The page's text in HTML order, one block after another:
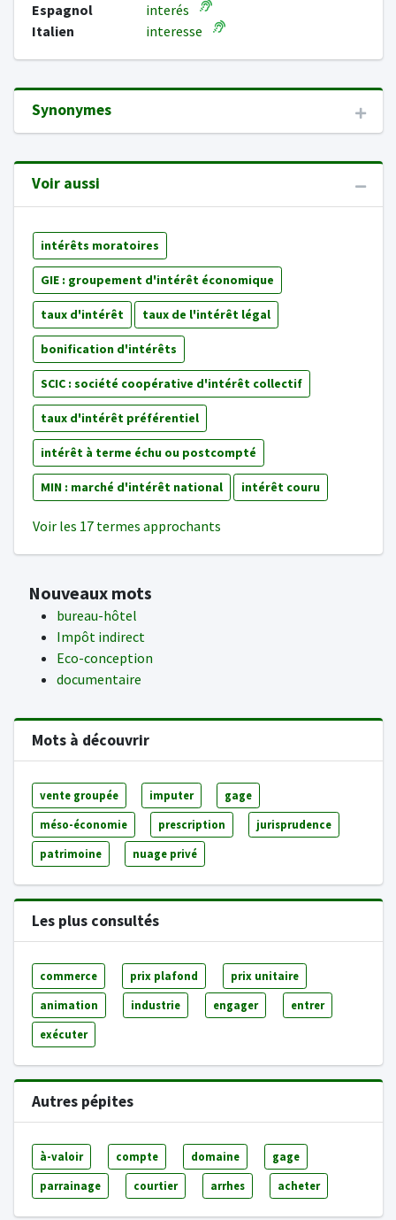
Espagnol
interés
Italien
interesse
Synonymes
Voir aussi
intérêts moratoires
GIE : groupement d'intérêt économique
taux d'intérêt taux de l'intérêt légal
bonification d'intérêts
SCIC : société coopérative d'intérêt collectif
taux d'intérêt préférentiel
intérêt à terme échu ou postcompté
MIN : marché d'intérêt national intérêt couru
Voir les 17 termes approchants
Nouveaux mots
bureau-hôtel
Impôt indirect
Eco-conception
documentaire
Mots à découvrir
vente groupée imputer gage
méso-économie prescription jurisprudence
patrimoine nuage privé
Les plus consultés
commerce prix plafond prix unitaire
animation industrie engager entrer
exécuter
Autres pépites
à-valoir compte domaine gage
parrainage courtier arrhes acheter